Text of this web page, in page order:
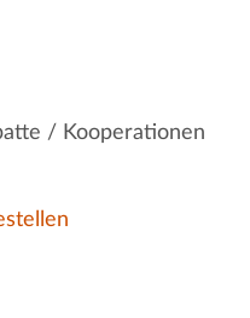
/ Kooperationen